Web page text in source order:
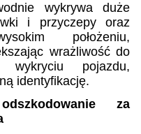
wykrywa duże
i przyczepy oraz
położeniu,
wrażliwość do
wykryciu pojazdu,
identyfikację.
za